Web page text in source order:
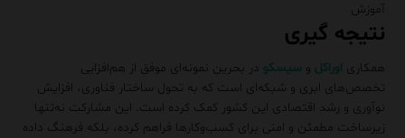
آموزش
نتیجه گیری
همکاری اوراکل و سیسکو در بحرین نمونه‌ای موفق از هم‌افزایی
تخصص‌های ابری و شبکه‌ای است که به تحول ساختار فناوری، افزایش
نوآوری و رشد اقتصادی این کشور کمک کرده است. این مشارکت نه‌تنها
زیرساخت مطمئن و امنی برای کسب‌وکارها فراهم کرده، بلکه فرهنگ داده‌